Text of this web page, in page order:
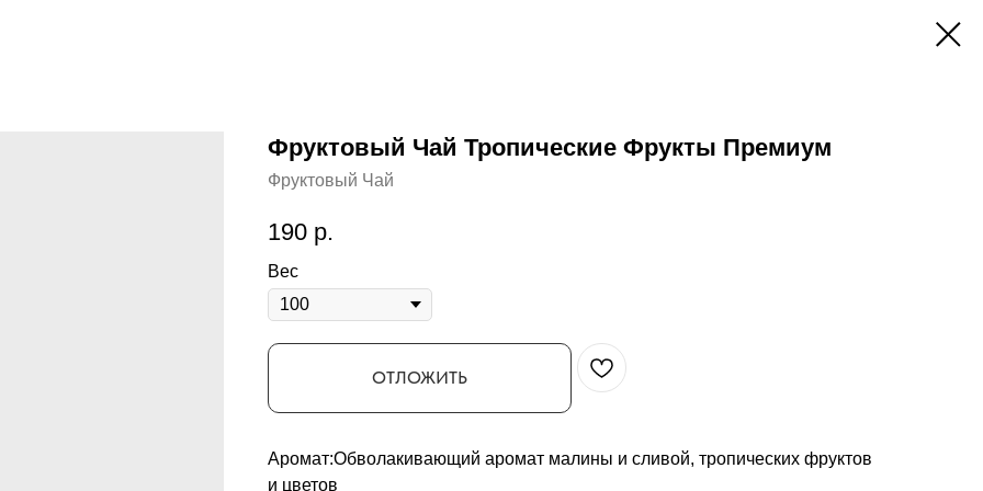
Фруктовый Чай Тропические Фрукты Премиум
Фруктовый Чай
190 р.
Вес
ОТЛОЖИТЬ
Аромат:Обволакивающий аромат малины и сливой, тропических фруктов
и цветов